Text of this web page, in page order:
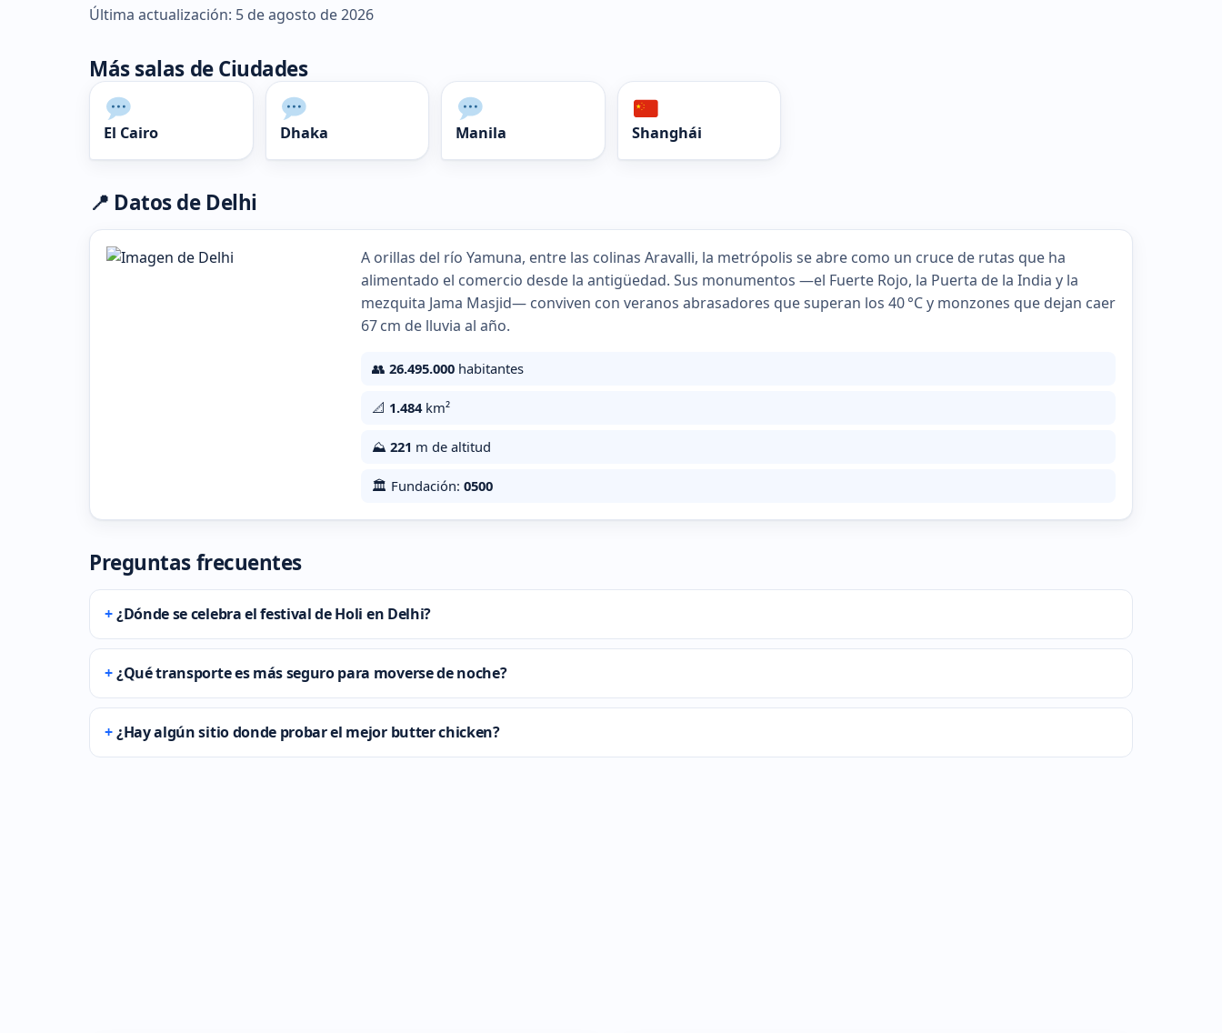
Última actualización: 5 de agosto de 2026
Más salas de Ciudades
El Cairo Dhaka Manila Shanghái
📍 Datos de Delhi
A orillas del río Yamuna, entre las colinas Aravalli, la metrópolis se abre como un cruce de rutas que ha
alimentado el comercio desde la antigüedad. Sus monumentos —el Fuerte Rojo, la Puerta de la India y la
mezquita Jama Masjid— conviven con veranos abrasadores que superan los 40 °C y monzones que dejan caer
67 cm de lluvia al año.
👥 26.495.000 habitantes
📐 1.484km²
⛰️ 221 m de altitud
🏛️ Fundación: 0500
Preguntas frecuentes
¿Dónde se celebra el festival de Holi en Delhi?
¿Qué transporte es más seguro para moverse de noche?
¿Hay algún sitio donde probar el mejor butter chicken?